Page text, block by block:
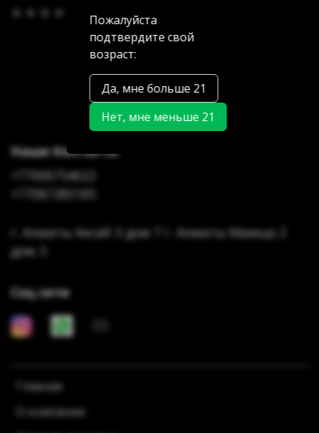
(0) В избранное
Главная
О компании
Наши Контакты
+77006754622
+77087285185
г. Алматы Аксай 3 дом 7 г. Алматы Мамыр 2
дом 3
Соц сети
Пожалуйста
подтвердите свой
возраст:
Да, мне больше 21
Нет, мне меньше 21